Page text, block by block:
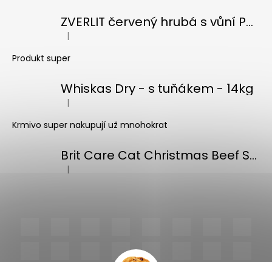
ZVERLIT červený hrubá s vůní Podestýlka kočka 10kg
Hodnocení produktu je 5 z 5 hvězdiček.
|
Produkt super
Whiskas Dry - s tuňákem - 14kg
Hodnocení produktu je 5 z 5 hvězdiček.
|
Krmivo super nakupují už mnohokrat
Brit Care Cat Christmas Beef Soup 75g
Hodnocení produktu je 5 z 5 hvězdiček.
|